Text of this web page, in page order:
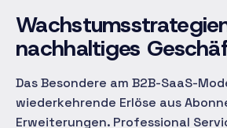
nachhaltiges
Das Besondere am B2B-SaaS-
wiederkehrende Erlöse aus
Erweiterungen. Professional